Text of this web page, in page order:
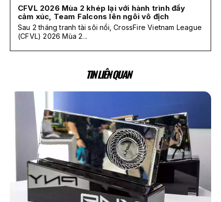
CFVL 2026 Mùa 2 khép lại với hành trình đầy
cảm xúc, Team Falcons lên ngôi vô địch
Sau 2 tháng tranh tài sôi nổi, CrossFire Vietnam League
(CFVL) 2026 Mùa 2...
TIN LIÊN QUAN